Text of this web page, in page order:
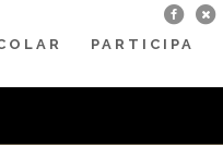
PARTICIPA